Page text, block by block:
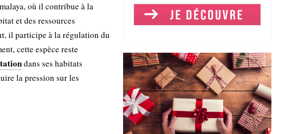
où il contribue à la
et des ressources
il participe à la régulation du
cette espèce reste
dans ses habitats
la pression sur les